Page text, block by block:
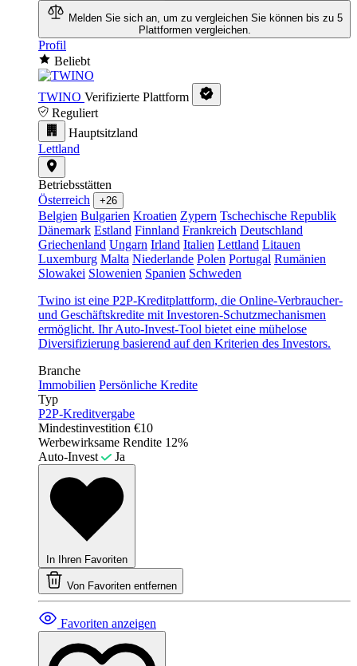
Melden Sie sich an, um zu vergleichen Sie können bis zu 5
Plattformen vergleichen.
Profil
Beliebt
TWINO Verifizierte Plattform
Reguliert
Hauptsitzland
Lettland
Betriebsstätten
Österreich
+26
Belgien Bulgarien Kroatien Zypern Tschechische Republik
Dänemark Estland Finnland Frankreich Deutschland
Griechenland Ungarn Irland Italien Lettland Litauen
Luxemburg Malta Niederlande Polen Portugal Rumänien
Slowakei Slowenien Spanien Schweden
Twino ist eine P2P-Kreditplattform, die Online-Verbraucher-
und Geschäftskredite mit Investoren-Schutzmechanismen
ermöglicht. Ihr Auto-Invest-Tool bietet eine mühelose
Diversifizierung basierend auf den Kriterien des Investors.
Branche
Immobilien Persönliche Kredite
Typ
P2P-Kreditvergabe
Mindestinvestition €10
Werbewirksame Rendite 12%
Auto-Invest
Ja
In Ihren Favoriten
Von Favoriten entfernen
Favoriten anzeigen